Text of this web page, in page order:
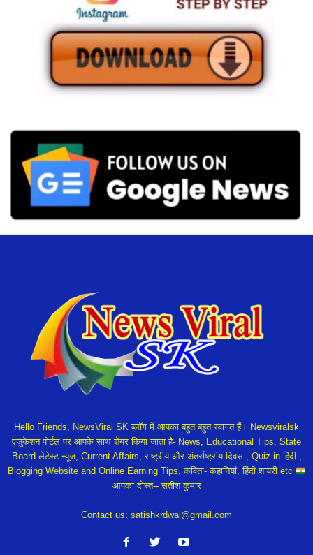
Hello Friends, NewsViral SK ब्लॉग में आपका बहुत बहुत स्वागत हैं। Newsviralsk
एजुकेशन पोर्टल पर आपके साथ शेयर किया जाता है- News, Educational Tips, State
Board लेटेस्ट न्यूज, Current Affairs, राष्ट्रीय और अंतर्राष्ट्रीय दिवस , Quiz in हिंदी ,
Blogging Website and Online Earning Tips, कविता- कहानियां, हिंदी शायरी etc
आपका दोस्त-- सतीश कुमार
Contact us: satishkrdwal@gmail.com